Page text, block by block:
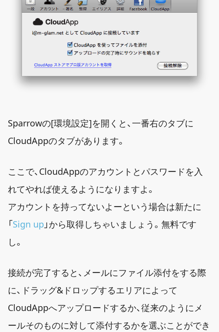
Sparrowの[環境設定]を開くと、一番右のタブに
CloudAppのタブがあります。
ここで、CloudAppのアカウントとパスワードを入
れてやれば使えるようになりますよ。
アカウントを持ってないよーという場合は新たに
「Sign up 」から取得しちゃいましょう。無料です
し。
接続が完了すると、メールにファイル添付をする際
に、ドラッグ&ドロップするエリアによって
CloudAppへアップロードするか、従来のようにメ
ールそのものに対して添付するかを選ぶことができ